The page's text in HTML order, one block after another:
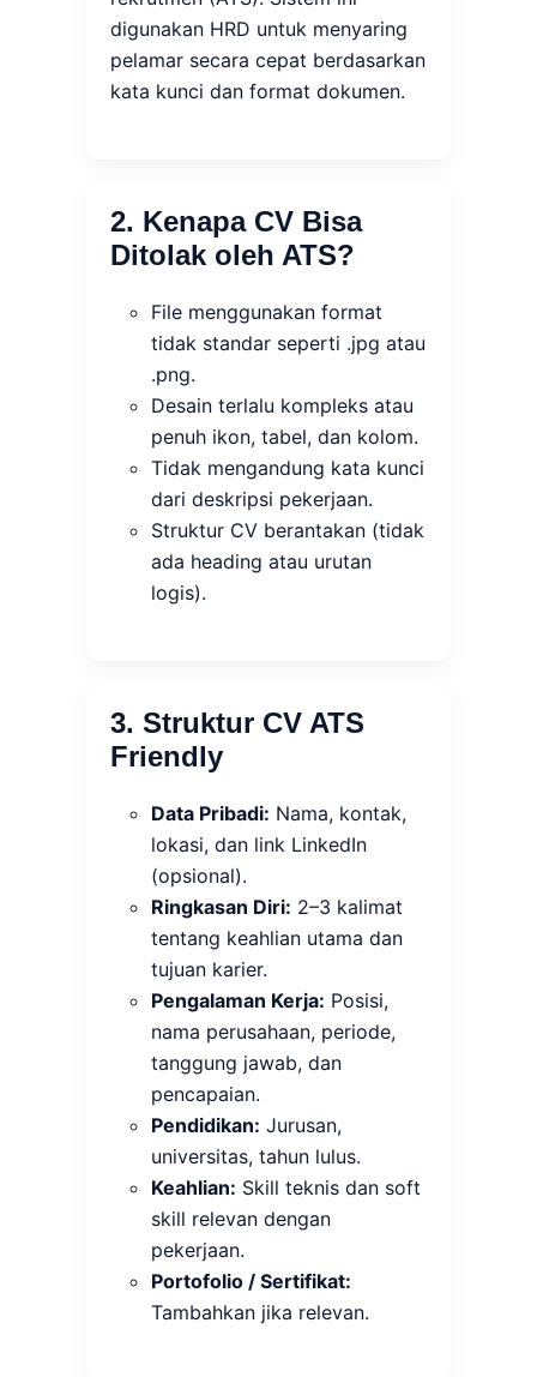
digunakan HRD untuk menyaring
pelamar secara cepat berdasarkan
kata kunci dan format dokumen.
2. Kenapa CV Bisa
Ditolak oleh ATS?
File menggunakan format
tidak standar seperti .jpg atau
.png.
Desain terlalu kompleks atau
penuh ikon, tabel, dan kolom.
Tidak mengandung kata kunci
dari deskripsi pekerjaan.
Struktur CV berantakan (tidak
ada heading atau urutan
logis).
3. Struktur CV ATS
Friendly
Data Pribadi: Nama, kontak,
lokasi, dan link LinkedIn
(opsional).
Ringkasan Diri: 2–3 kalimat
tentang keahlian utama dan
tujuan karier.
Pengalaman Kerja: Posisi,
nama perusahaan, periode,
tanggung jawab, dan
pencapaian.
Pendidikan: Jurusan,
universitas, tahun lulus.
Keahlian: Skill teknis dan soft
skill relevan dengan
pekerjaan.
Portofolio / Sertifikat:
Tambahkan jika relevan.